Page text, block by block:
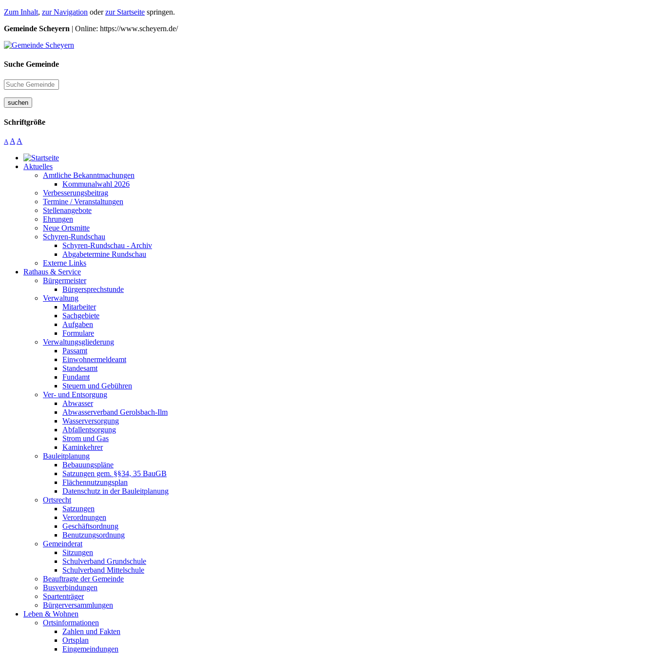
Zum Inhalt, zur Navigation oderzur Startseite springen.
Gemeinde Scheyern | Online: https://www.scheyern.de/
Suche Gemeinde
suchen
Schriftgröße
A A A
Aktuelles
Amtliche Bekanntmachungen
Kommunalwahl 2026
Verbesserungsbeitrag
Termine / Veranstaltungen
Stellenangebote
Ehrungen
Neue Ortsmitte
Schyren-Rundschau
Schyren-Rundschau - Archiv
Abgabetermine Rundschau
Externe Links
Rathaus & Service
Bürgermeister
Bürgersprechstunde
Verwaltung
Mitarbeiter
Sachgebiete
Aufgaben
Formulare
Verwaltungsgliederung
Passamt
Einwohnermeldeamt
Standesamt
Fundamt
Steuern und Gebühren
Ver- und Entsorgung
Abwasser
Abwasserverband Gerolsbach-Ilm
Wasserversorgung
Abfallentsorgung
Strom und Gas
Kaminkehrer
Bauleitplanung
Bebauungspläne
Satzungen gem. §§34, 35 BauGB
Flächennutzungsplan
Datenschutz in der Bauleitplanung
Ortsrecht
Satzungen
Verordnungen
Geschäftsordnung
Benutzungsordnung
Gemeinderat
Sitzungen
Schulverband Grundschule
Schulverband Mittelschule
Beauftragte der Gemeinde
Busverbindungen
Spartenträger
Bürgerversammlungen
Leben & Wohnen
Ortsinformationen
Zahlen und Fakten
Ortsplan
Eingemeindungen